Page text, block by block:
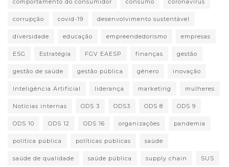
comportamento do consumidor consumo coronavírus
corrupção covid-19 desenvolvimento sustentável
diversidade educação empreendedorismo empresas
ESG Estratégia FGV EAESP finanças gestão
gestão de saúde gestão pública gênero inovação
Inteligência Artificial liderança marketing mulheres
Notícias internas ODS 3 ODS3 ODS 8 ODS 9
ODS 10 ODS 12 ODS 16 organizações pandemia
política pública políticas públicas saúde
saúde de qualidade saúde pública supply chain SUS